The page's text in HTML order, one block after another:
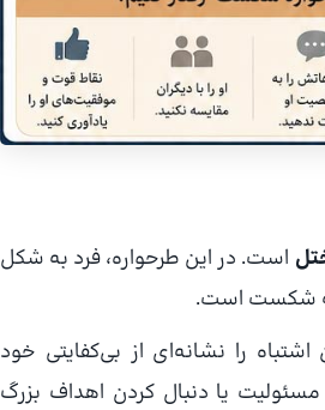
است. در این طرحواره، فرد به شکل
به شکست است.
را نشانه‌ای از بی‌کفایتی خود
یا دنبال کردن اهداف بزرگ